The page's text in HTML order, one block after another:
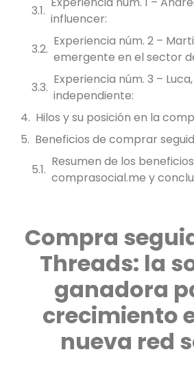
influencer:
Experiencia núm. 2 –
emergente en el sector
Experiencia núm. 3 –
independiente:
Hilos y su posición en la
Beneficios de comprar
Resumen de los
comprasocial.me y
Compra
Threads: la
ganadora
crecimiento
nueva red